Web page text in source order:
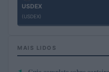
USDEX
(USDEX)
MAIS LIDOS